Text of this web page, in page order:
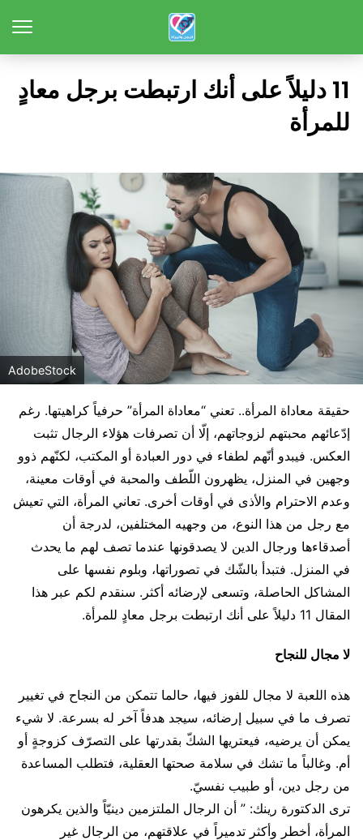
11 دليلاً على أنك ارتبطت برجل معادٍ
للمرأة
AdobeStock
حقيقة معاداة المرأة.. تعني “معاداة المرأة” حرفياً كراهيتها. رغم
إدّعائهم محبتهم لزوجاتهم، إلّا أن تصرفات هؤلاء الرجال تثبت
العكس. فيبدو أنّهم لطفاء في دور العبادة أو المكتب، لكنّهم ذوو
وجهين في المنزل، يظهرون اللّطف والمحبة في أوقات معينة،
وعدم الاحترام والأذى في أوقات أخرى. تعاني المرأة، التي تعيش
مع رجل من هذا النوع، من وجهيه المختلفين، لدرجة أن
أصدقاءها ورجال الدين لا يصدقونها عندما تصف لهم ما يحدث
في المنزل. فتبدأ بالشّك في تصوراتها، وبلوم نفسها على
المشاكل الحاصلة، وتسعى لإرضائه أكثر. سنقدم لكم عبر هذا
المقال 11 دليلاً على أنك ارتبطت برجل معادٍ للمرأة.
لا مجال للنجاح
هذه اللعبة لا مجال للفوز فيها، حالما تتمكن من النجاح في تغيير
تصرف ما في سبيل إرضائه، سيجد هدفاً آخر له بسرعة. لا شيء
يمكن أن يرضيه، فيعتريها الشكّ بقدرتها على التصرّف كزوجةٍ أو
أم. وغالباً ما تشك في سلامة صحتها العقلية، فتطلب المساعدة
من رجل دين، أو طبيب نفسيّ.
ترى الدكتورة رينك: ” أن الرجال الملتزمين دينيّاً والذين يكرهون
المرأة، أخطر وأكثر تدميراً في علاقتهم، من الرجال غير